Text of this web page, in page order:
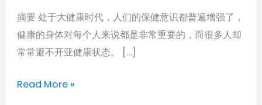
摘要 处于大健康时代，人们的保健意识都普遍增强了，
健康的身体对每个人来说都是非常重要的，而很多人却
常常避不开亚健康状态。 […]
康
干
掉
极
Read More »